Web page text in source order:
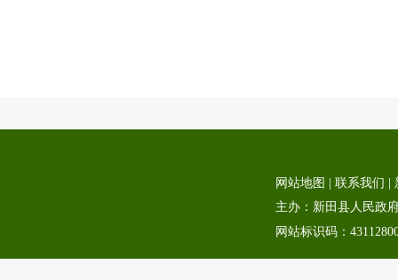
网站地图 联系我们
主办：新田县人民政
网站标识码：